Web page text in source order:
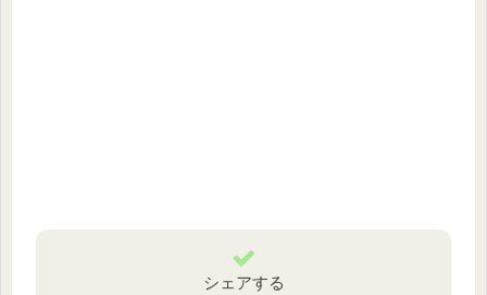
シェアする